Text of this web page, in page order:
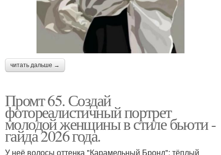
читать дальше →
Промт 65. Создай
фотореалистичный портрет
молодой женщины в стиле бьюти -
гайда 2026 года.
У неё волосы оттенка "Карамельный Бронд": тёплый